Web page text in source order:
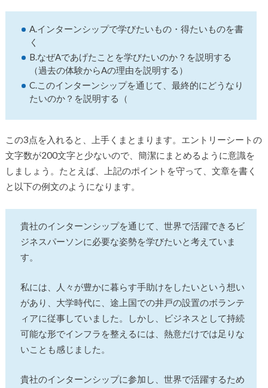
A.インターンシップで学びたいもの・得たいものを書
く
B.なぜAであげたことを学びたいのか？を説明する
（過去の体験からAの理由を説明する）
C.このインターンシップを通じて、最終的にどうなり
たいのか？を説明する（
この3点を入れると、上手くまとまります。エントリーシートの
文字数が200文字と少ないので、簡潔にまとめるように意識を
しましょう。たとえば、上記のポイントを守って、文章を書く
と以下の例文のようになります。
貴社のインターンシップを通じて、世界で活躍できるビ
ジネスパーソンに必要な姿勢を学びたいと考えていま
す。
私には、人々が豊かに暮らす手助けをしたいという想い
があり、大学時代に、途上国での井戸の設置のボランテ
ィアに従事していました。しかし、ビジネスとして持続
可能な形でインフラを整えるには、熱意だけでは足りな
いことも感じました。
貴社のインターンシップに参加し、世界で活躍するため